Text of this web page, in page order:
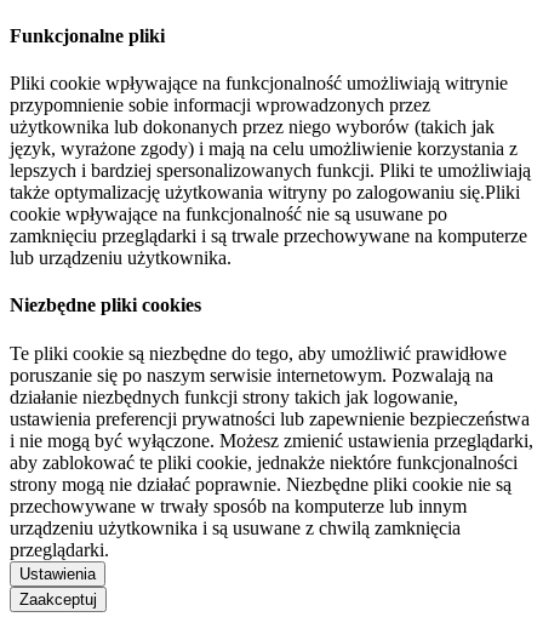
Funkcjonalne pliki
Pliki cookie wpływające na funkcjonalność umożliwiają witrynie
przypomnienie sobie informacji wprowadzonych przez
użytkownika lub dokonanych przez niego wyborów (takich jak
język, wyrażone zgody) i mają na celu umożliwienie korzystania z
lepszych i bardziej spersonalizowanych funkcji. Pliki te umożliwiają
także optymalizację użytkowania witryny po zalogowaniu się.Pliki
cookie wpływające na funkcjonalność nie są usuwane po
zamknięciu przeglądarki i są trwale przechowywane na komputerze
lub urządzeniu użytkownika.
Niezbędne pliki cookies
Te pliki cookie są niezbędne do tego, aby umożliwić prawidłowe
poruszanie się po naszym serwisie internetowym. Pozwalają na
działanie niezbędnych funkcji strony takich jak logowanie,
ustawienia preferencji prywatności lub zapewnienie bezpieczeństwa
i nie mogą być wyłączone. Możesz zmienić ustawienia przeglądarki,
aby zablokować te pliki cookie, jednakże niektóre funkcjonalności
strony mogą nie działać poprawnie. Niezbędne pliki cookie nie są
przechowywane w trwały sposób na komputerze lub innym
urządzeniu użytkownika i są usuwane z chwilą zamknięcia
przeglądarki.
Ustawienia
Zaakceptuj